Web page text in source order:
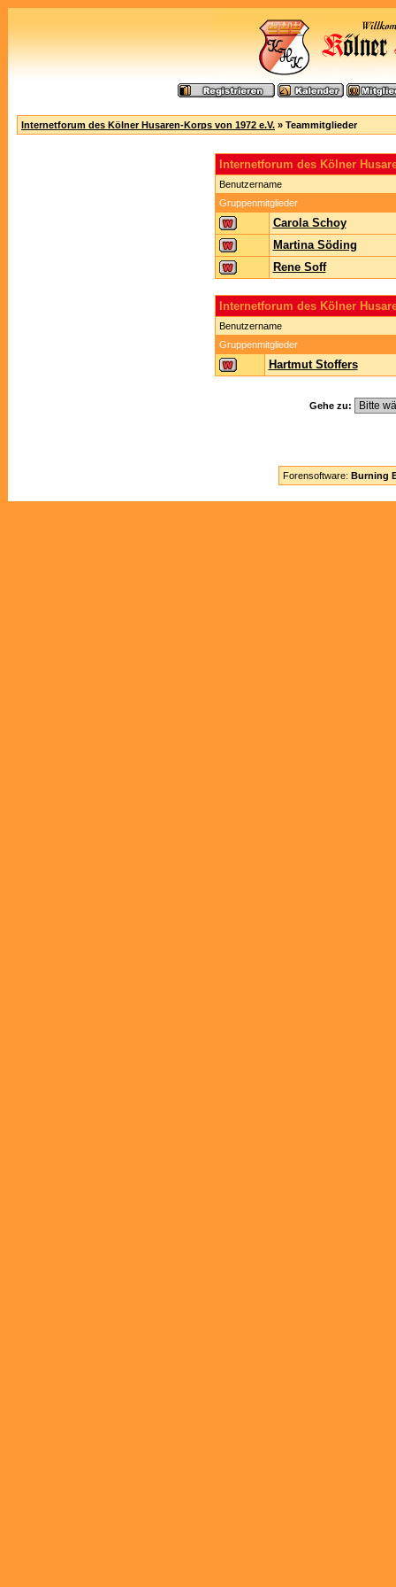
Internetforum des Kölner Husaren-Korps von 1972 e.V. » Teammitglieder
Internetforum des Kölner
Benutzername
Gruppenmitglieder
Carola Schoy
Martina Söding
Rene Soff
Internetforum des Kölner
Benutzername
Gruppenmitglieder
Hartmut Stoffers
Gehe zu:
Forensoftware: Burning